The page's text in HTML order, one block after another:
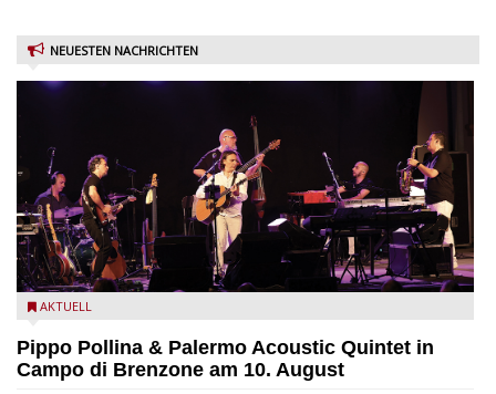
NEUESTEN NACHRICHTEN
Pippo Pollina im Konzert mit dem Palermo Acoustic Quintet
AKTUELL
Pippo Pollina & Palermo Acoustic Quintet in
Campo di Brenzone am 10. August